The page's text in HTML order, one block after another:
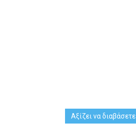
Αξίζει να διαβάσετε